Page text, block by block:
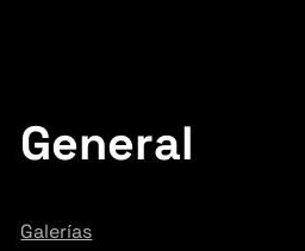
General
Galerías